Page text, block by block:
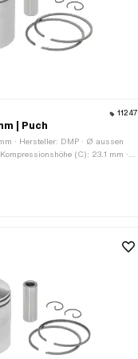
11247
| Puch
· Hersteller: DMP · Ø aussen
(C): 23.1 mm ·
(B): 12 mm · Gewicht